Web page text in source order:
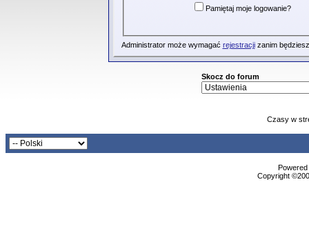
Pamiętaj moje logowanie?
Administrator może wymagać rejestracjizanim
Skocz do forum
Czasy w
Copyright